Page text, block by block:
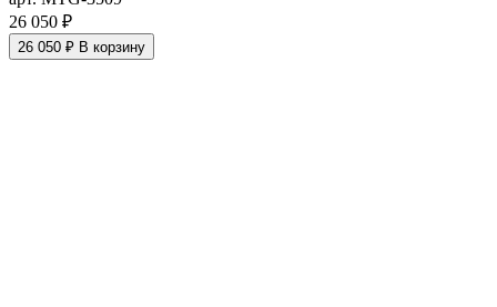
26 050 ₽
26 050 ₽ В корзину